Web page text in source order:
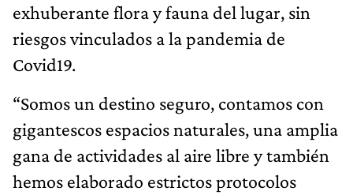
exhuberante flora y fauna del lugar, sin
riesgos vinculados a la pandemia de
Covid19.
“Somos un destino seguro, contamos con
gigantescos espacios naturales, una amplia
gana de actividades al aire libre y también
hemos elaborado estrictos protocolos